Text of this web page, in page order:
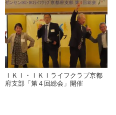
ＩＫＩ・ＩＫＩライフクラブ京都
府支部「第４回総会」開催